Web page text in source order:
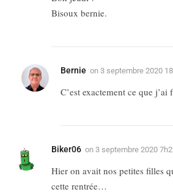
Bisoux bernie.
Bernie on 3 septembre 2020
C’est exactement ce que j’ai
Biker06 on 3 septembre 2020
Hier on avait nos petites filles
cette rentrée…